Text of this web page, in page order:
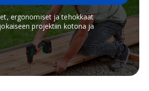
ergonomiset ja tehokkaat
projektiin kotona ja